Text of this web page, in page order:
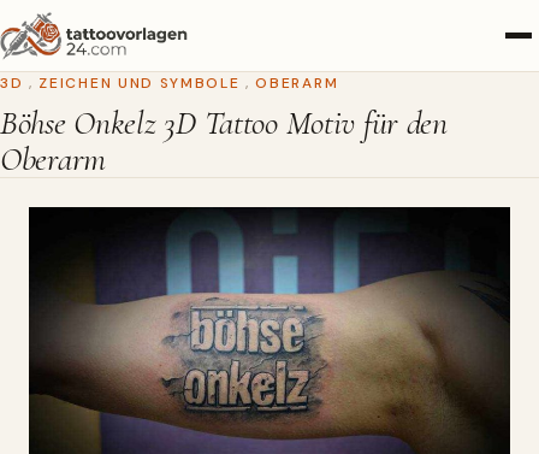
3D , ZEICHEN UND SYMBOLE , OBERARM
Böhse Onkelz 3D Tattoo Motiv für den
Oberarm